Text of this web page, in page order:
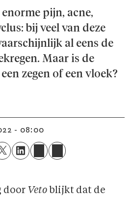
pijn, acne,
bij veel van deze
al eens de
Maar is de
zegen of een vloek?
- 08:00
door Vetoblijkt dat de